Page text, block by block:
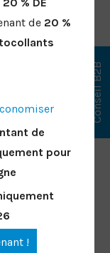
événements,
les
de 20 %
de
pour
!
Conseil B2B